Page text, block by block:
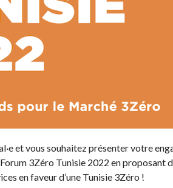
et vous souhaitez présenter votre
3Zéro Tunisie 2022 en proposant
en faveur d’une Tunisie 3Zéro !